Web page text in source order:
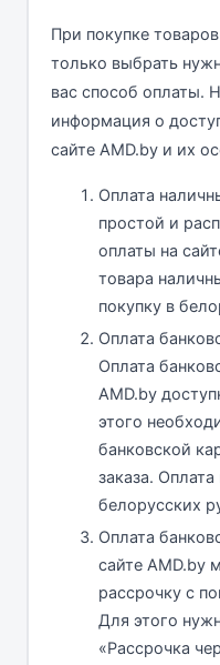
При покупке
только выбрать
вас способ оплаты.
информация о
сайте AMD.by и их
Оплата
простой и
оплаты на
товара
покупку в
Оплата
Оплата
AMD.by
этого
банковской
заказа.
белорусских
Оплата
сайте AMD.by
рассрочку с
Для этого
«Рассрочка